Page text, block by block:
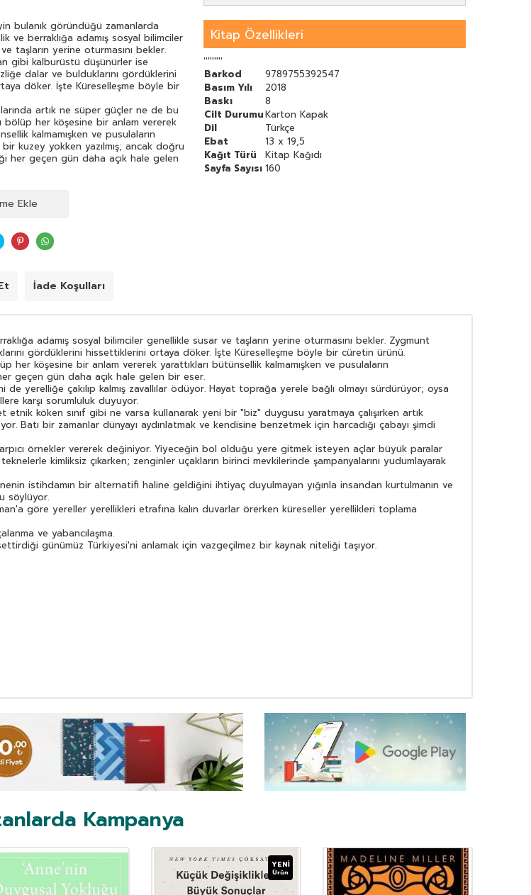
bulanık göründüğü zamanlarda
ve berraklığa adamış sosyal bilimciler
taşların yerine oturmasını bekler.
gibi kalburüstü düşünürler ise
dalar ve bulduklarını gördüklerini
döker. İşte Küreselleşme böyle bir
artık ne süper güçler ne de bu
bölüp her köşesine bir anlam vererek
kalmamışken ve pusulaların
kuzey yokken yazılmış; ancak doğru
her geçen gün daha açık hale gelen
de yerelliğe çakılıp kalmış
Hayat toprağa yerele bağlı olmayı
güç artık yurtsuz ve ne emekçilere
ne de gelecek nesillere karşı
"biz" duygusu yaratmaya çalışırken
duymayan küreseller onların
ve kendisine benzetmek için
Bauman küreselleşmenin
çarpıcı örnekler vererek
bol olduğu yere gitmek isteyen
ödeyerek sonunda kendilerini "çatık
yolculuklarına çürük teknelerle
zenginler uçakların birinci mevkilerinde
küreselliğin tadını çıkarıyor
değişim üzerinde de duruyor
istihdamın bir alternatifi haline
güven duyacakları bir ortam
yolu olduğunu söylüyor.
ilginç olduğu kadar korkutucu
örerken küreseller yerellikleri
dönüştürme peşinde.
Kitap Özellikleri
'''''''''
Barkod
9789755392547
Basım Yılı
2018
Baskı
8
Cilt DurumuKarton Kapak
Dil
Türkçe
Ebat
13 x 19,5
Kağıt Türü
Kitap Kağıdı
Sayfa Sayısı 160
Ekle
İade Koşulları
adamış sosyal bilimciler genellikle susar ve taşların yerine oturmasını bekler. Zygmunt
gördüklerini hissettiklerini ortaya döker. İşte Küreselleşme böyle bir cüretin ürünü.
her köşesine bir anlam vererek yarattıkları bütünsellik kalmamışken ve pusulaların
geçen gün daha açık hale gelen bir eser.
yerelliğe çakılıp kalmış zavallılar ödüyor. Hayat toprağa yerele bağlı olmayı sürdürüyor; oysa
karşı sorumluluk duyuyor.
köken sınıf gibi ne varsa kullanarak yeni bir "biz" duygusu yaratmaya çalışırken artık
Batı bir zamanlar dünyayı aydınlatmak ve kendisine benzetmek için harcadığı çabayı şimdi
örnekler vererek değiniyor. Yiyeceğin bol olduğu yere gitmek isteyen açlar büyük paralar
kimliksiz çıkarken; zenginler uçakların birinci mevkilerinde şampanyalarını yudumlayarak
istihdamın bir alternatifi haline geldiğini ihtiyaç duyulmayan yığınla insandan kurtulmanın ve
söylüyor.
göre yereller yerellikleri etrafına kalın duvarlar örerken küreseller yerellikleri toplama
ve yabancılaşma.
günümüz Türkiyesi'ni anlamak için vazgeçilmez bir kaynak niteliği taşıyor.
Kampanya
YENI
Ürün